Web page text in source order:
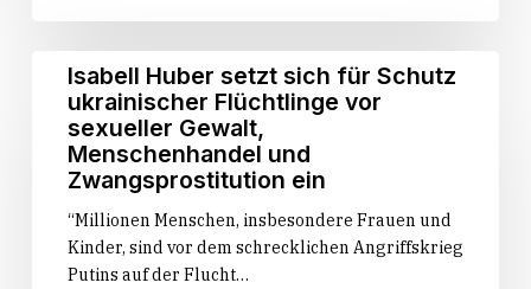
hinter
Kulissen
Landtags
CDU-
Isabell
Huber
ukrainischer
Flüchtlinge
Isabell Huber setzt sich für Schutz
ukrainischer Flüchtlinge vor
sexueller Gewalt,
Menschenhandel und
Zwangsprostitution ein
“Millionen Menschen, insbesondere Frauen und
Kinder, sind vor dem schrecklichen Angriffskrieg
Putins auf der Flucht…